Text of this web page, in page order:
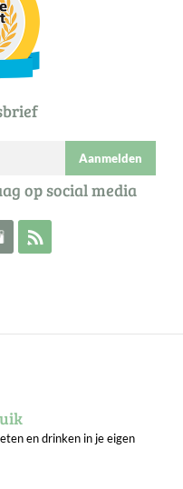
Aanmelden
op social media
op Facebook
de Buik op Twitter
Volg de Buik op Instagram
en drinken in je eigen